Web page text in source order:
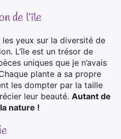
de l’île
les yeux sur la diversité de
L’île est un trésor de
uniques que je n’avais
plante a sa propre
les dompter par la taille
leur beauté. Autant de
nature !